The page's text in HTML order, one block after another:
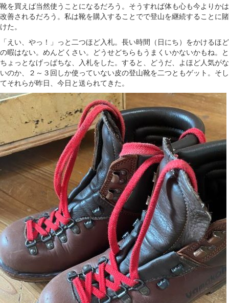
靴を買えば当然使うことになるだろう。そうすれば体も心も今よりかは
改善されるだろう。私は靴を購入することでで登山を継続することに賭
けた。
「えい、やっ！」っと二つほど入札。長い時間（日にち）をかけるほど
の暇はない。めんどくさい。どうせどちらもうまくいかないかもね。と
ちょっとなげっぱちな、入札をした。すると、どうだ、よほど人気がな
いのか、２～３回しか使っていない皮の登山靴を二つともゲット。そし
てそれらが昨日、今日と送られてきた。